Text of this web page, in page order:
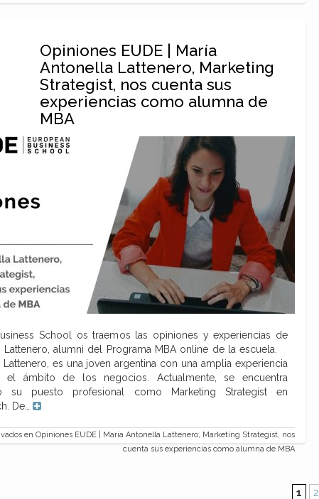
Opiniones EUDE | María
Antonella Lattenero, Marketing
Strategist, nos cuenta sus
experiencias como alumna de
MBA
School os traemos las opiniones y experiencias de
Lattenero, alumni del Programa MBA online de la escuela.
Lattenero, es una joven argentina con una amplia experiencia
el ámbito de los negocios. Actualmente, se encuentra
su puesto profesional como Marketing Strategist en
De…
en Opiniones EUDE | María Antonella Lattenero, Marketing Strategist, nos
cuenta sus experiencias como alumna de MBA
1 2